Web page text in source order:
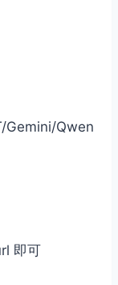
Gemini/Qwen
即可